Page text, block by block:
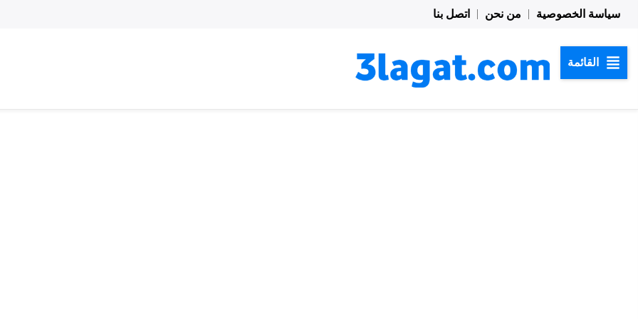
المحتوى
سياسة الخصوصية من نحن اتصل بنا
القائمة